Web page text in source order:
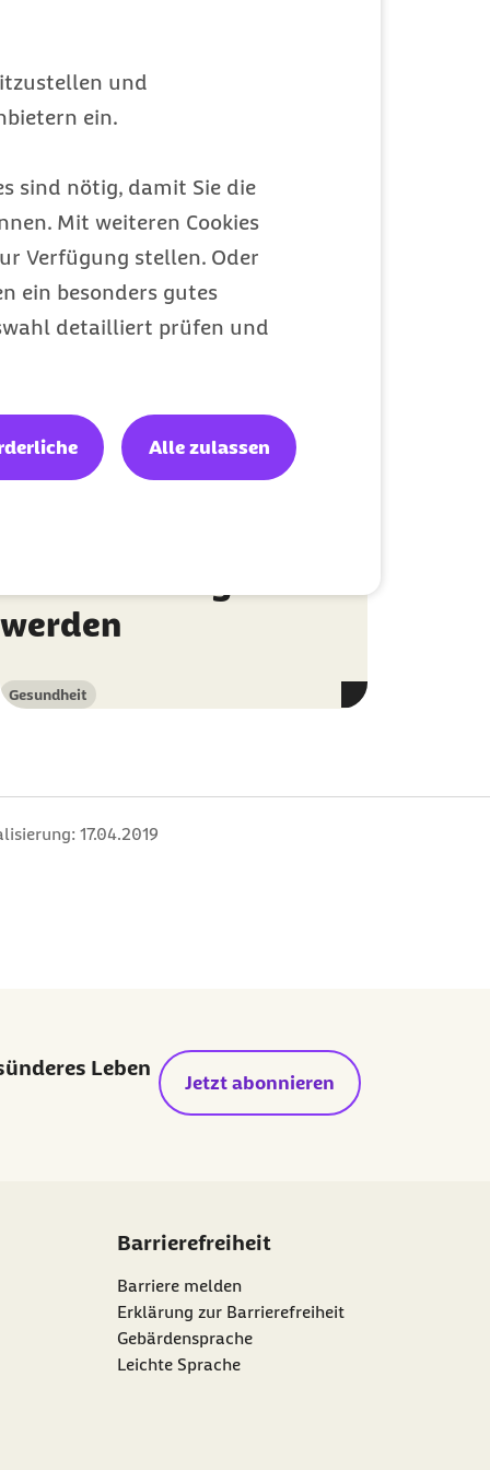
und
ein.
sind nötig, damit Sie die
Mit weiteren Cookies
Verfügung stellen. Oder
ein besonders gutes
detailliert prüfen und
Alle zulassen
Wahlrechte der
Ärztinnen und Ärzte -
werden
Kategorie
Gesundheit
17.04.2019
Leben
Jetzt abonnieren
Barrierefreiheit
Barriere melden
Erklärung zur Barrierefreiheit
Gebärdensprache
Leichte Sprache